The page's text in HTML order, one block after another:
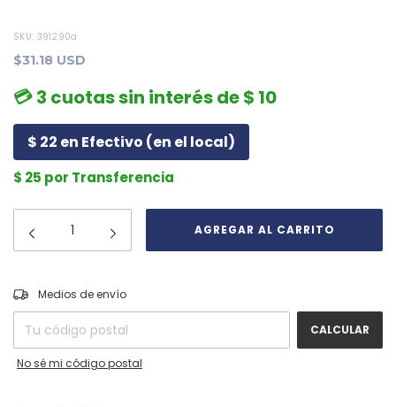
SKU: 391290a
$31.18 USD
💳 3 cuotas sin interés de $ 10
$ 22 en Efectivo (en el local)
$ 25 por Transferencia
Entregas para el CP:
Medios de envío
CALCULAR
No sé mi código postal